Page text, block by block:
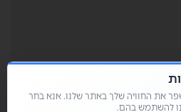
את החוויה שלך באתר שלנו. אנא בחר
להשתמש בהם.